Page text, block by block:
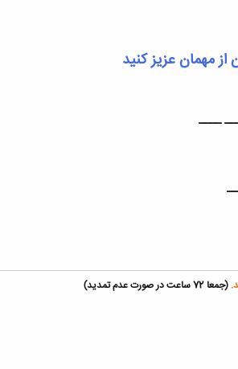
مهمان عزیز کنید
____
(جمعا 72 ساعت در صورت عدم تمديد)